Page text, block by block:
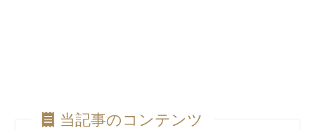
当記事のコンテンツ